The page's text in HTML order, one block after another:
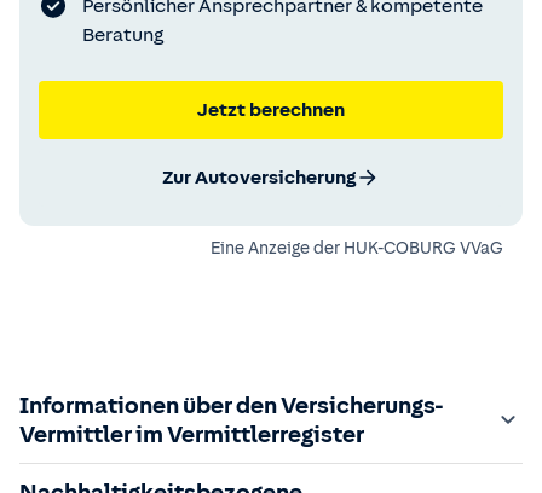
Persönlicher Ansprechpartner & kompetente
Beratung
Jetzt berechnen
Zur Autoversicherung
Eine Anzeige der HUK-COBURG VVaG
Informationen über den Versicherungs-
Vermittler im Vermittlerregister
Zuständige Aufsichtsbehörde: